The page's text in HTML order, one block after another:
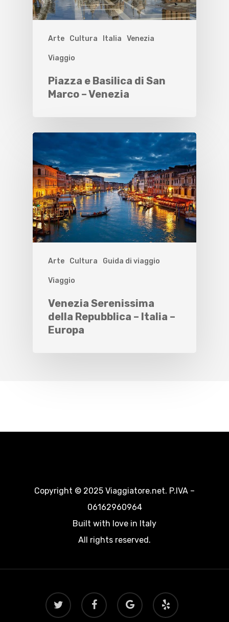
Arte Cultura Italia Venezia
Viaggio
Piazza e Basilica di San
Marco – Venezia
Arte Cultura Guida di viaggio
Viaggio
Venezia Serenissima
della Repubblica – Italia –
Europa
Copyright © 2025 Viaggiatore.net. P.IVA –
06162960964
Built with love in Italy
All rights reserved.
twitter facebook
google-
plus
yelp